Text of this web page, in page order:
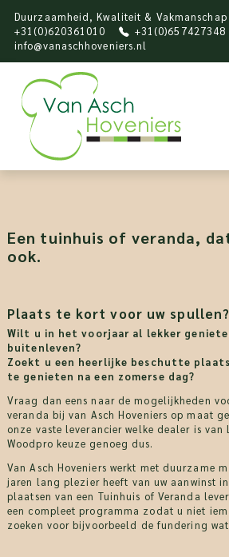
Duurzaamheid, Kwaliteit & Vakmanschap
+31(0)620361010
+31(0)657427348
info@vanaschhoveniers.nl
Een tuinhuis of veranda,
ook.
Plaats te kort voor uw spullen?
Wilt u in het voorjaar al lekker
buitenleven?
Zoekt u een heerlijke beschutte plaats
te genieten na een zomerse dag?
Vraag dan eens naar de mogelijkheden
veranda bij van Asch Hoveniers op maat
onze vaste leverancier welke dealer is
Woodpro keuze genoeg dus.
Van Asch Hoveniers werkt met duurzame
jaren lang plezier heeft van uw aanwinst
plaatsen van een Tuinhuis of Veranda
een compleet programma zodat u niet
zoeken voor bijvoorbeeld de fundering